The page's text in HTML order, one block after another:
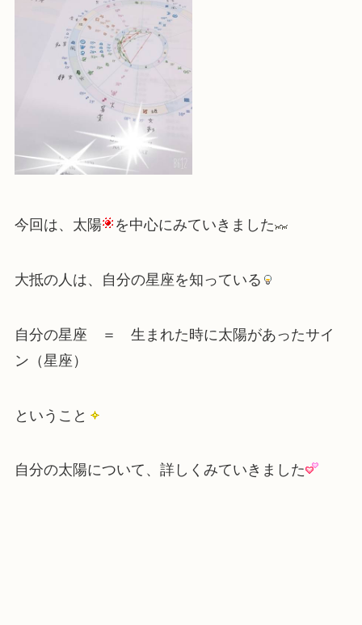
今回は、太陽 を中心にみていきました
大抵の人は、自分の星座を知っている
自分の星座 ＝ 生まれた時に太陽があったサイ
ン（星座）
ということ
自分の太陽について、詳しくみていきました